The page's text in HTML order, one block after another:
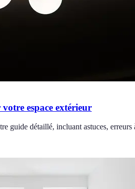
espace extérieur
guide détaillé, incluant astuces, erreurs